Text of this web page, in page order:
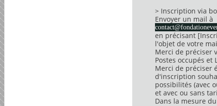
> Inscription via
Envoyer un mail à
en précisant
l'objet de votre
Merci de préciser
Postes occupés et
Merci de préciser
d'inscription
possibilités (avec
et avec ou sans
Dans la mesure